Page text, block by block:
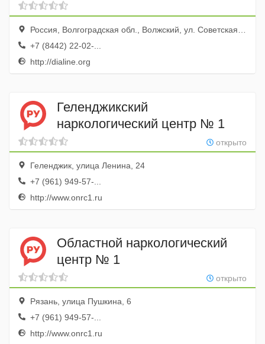
Россия, Волгоградская обл., Волжский, ул. Советская, 59а
+7 (8442) 22-02-...
http://dialine.org
Геленджикский
наркологический центр № 1
открыто
Геленджик, улица Ленина, 24
+7 (961) 949-57-...
http://www.onrc1.ru
Областной наркологический
центр № 1
открыто
Рязань, улица Пушкина, 6
+7 (961) 949-57-...
http://www.onrc1.ru